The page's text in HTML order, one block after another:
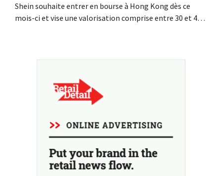
Shein souhaite entrer en bourse à Hong Kong dès ce
mois-ci et vise une valorisation comprise entre 30 et 40